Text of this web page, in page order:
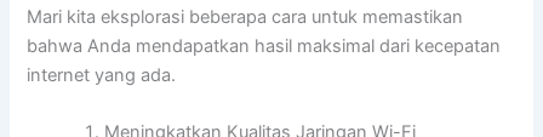
Mari kita eksplorasi beberapa cara untuk memastikan
bahwa Anda mendapatkan hasil maksimal dari kecepatan
internet yang ada.
Meningkatkan Kualitas Jaringan Wi-Fi